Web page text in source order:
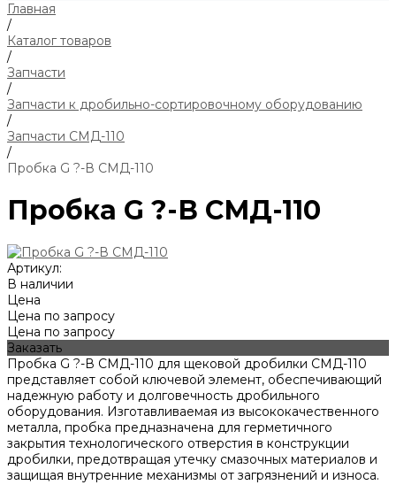
Главная
/
Каталог товаров
/
Запчасти
/
Запчасти к дробильно-сортировочному оборудованию
/
Запчасти СМД-110
/
Пробка G ?-В СМД-110
Пробка G ?-В СМД-110
Артикул:
В наличии
Цена
Цена по запросу
Цена по запросу
Заказать
Пробка G ?-В СМД-110 для щековой дробилки СМД-110
представляет собой ключевой элемент, обеспечивающий
надежную работу и долговечность дробильного
оборудования. Изготавливаемая из высококачественного
металла, пробка предназначена для герметичного
закрытия технологического отверстия в конструкции
дробилки, предотвращая утечку смазочных материалов и
защищая внутренние механизмы от загрязнений и износа.